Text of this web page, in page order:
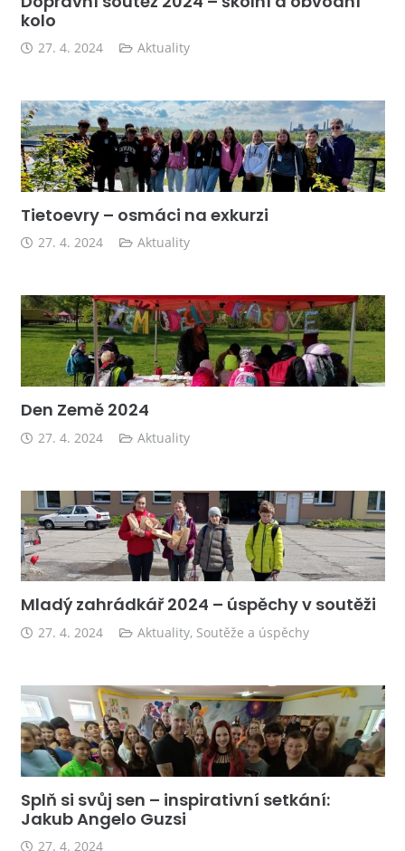
kolo
27. 4. 2024 Aktuality
Tietoevry – osmáci na exkurzi
27. 4. 2024 Aktuality
Den Země 2024
27. 4. 2024 Aktuality
Mladý zahrádkář 2024 – úspěchy v soutěži
27. 4. 2024 Aktuality, Soutěže a úspěchy
Splň si svůj sen – inspirativní setkání:
Jakub Angelo Guzsi
27. 4. 2024